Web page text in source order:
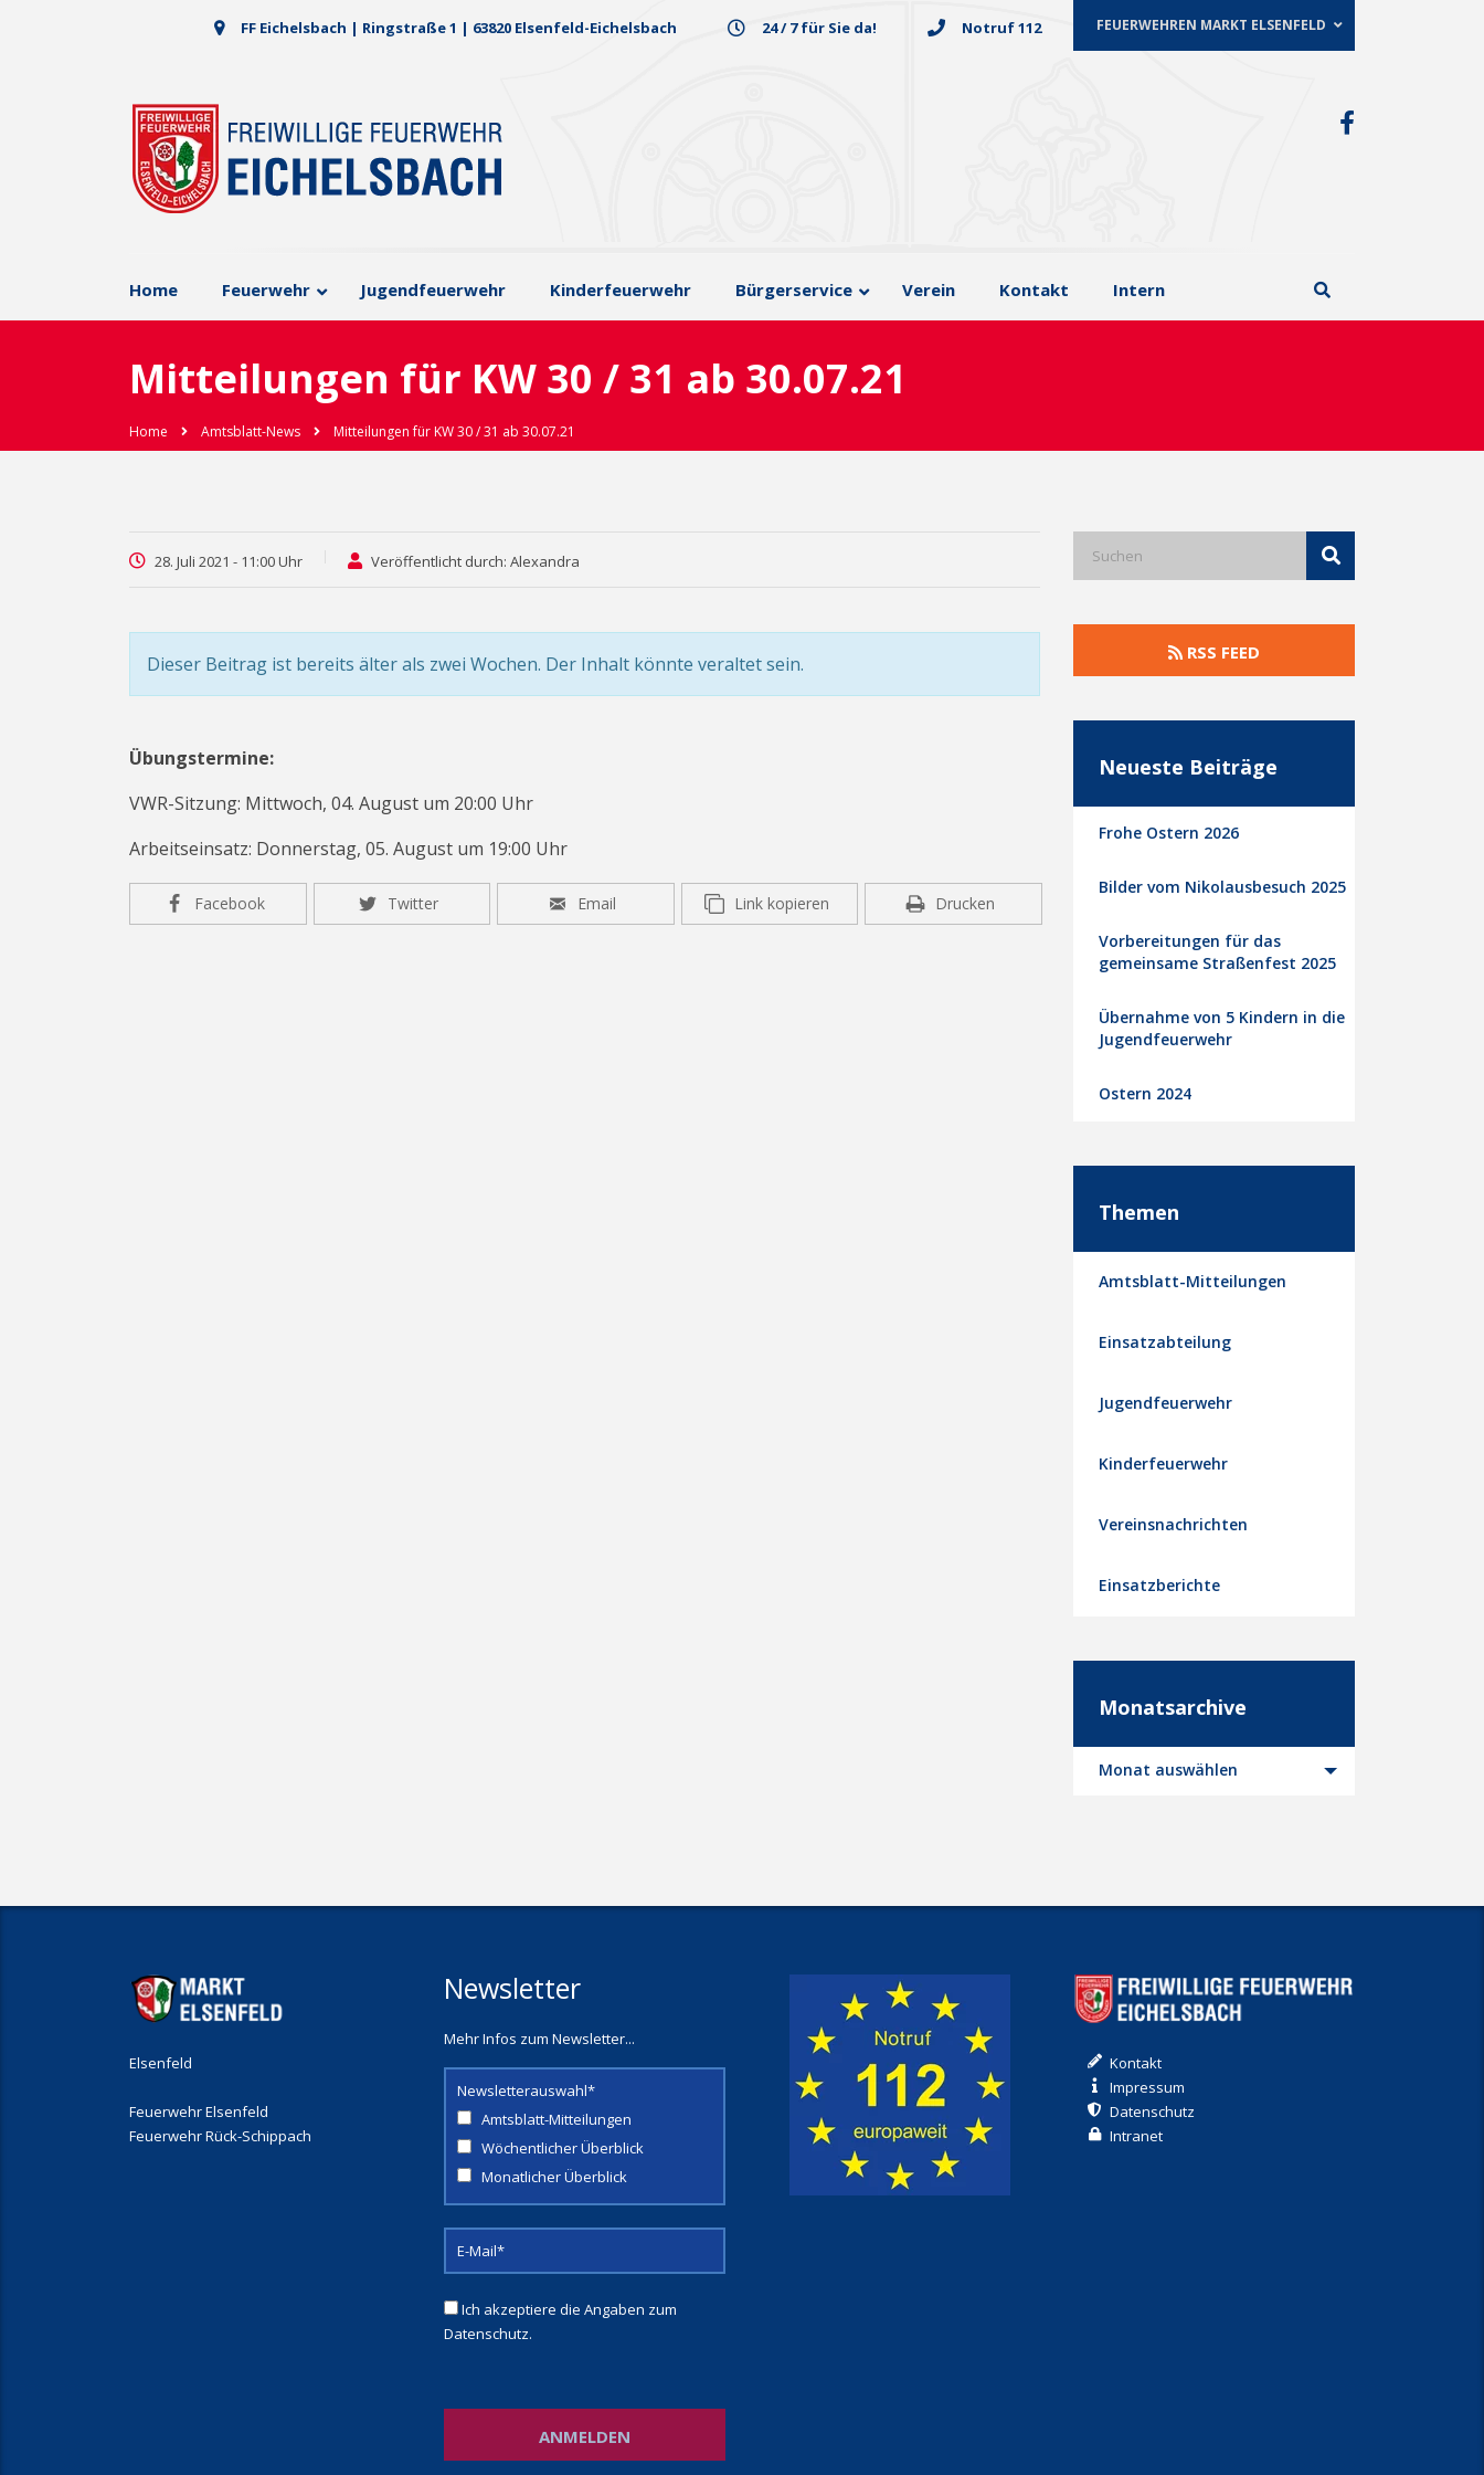
FEUERWEHREN MARKT ELSENFELD
FF Eichelsbach | Ringstraße 1 | 63820 Elsenfeld-Eichelsbach 24 / 7 für Sie da! Notruf 112
Home Feuerwehr Jugendfeuerwehr Kinderfeuerwehr Bürgerservice Verein Kontakt Intern
Mitteilungen für KW 30 / 31 ab 30.07.21
Home Amtsblatt-News Mitteilungen für KW 30 / 31 ab 30.07.21
28. Juli 2021 - 11:00 Uhr Veröffentlicht durch: Alexandra
Dieser Beitrag ist bereits älter als zwei Wochen. Der Inhalt könnte veraltet sein.
Übungstermine:
VWR-Sitzung: Mittwoch, 04. August um 20:00 Uhr
Arbeitseinsatz: Donnerstag, 05. August um 19:00 Uhr
Facebook Twitter Email Link kopieren Drucken
RSS FEED
Neueste Beiträge
Frohe Ostern 2026
Bilder vom Nikolausbesuch 2025
Vorbereitungen für das
gemeinsame Straßenfest 2025
Übernahme von 5 Kindern in die
Jugendfeuerwehr
Ostern 2024
Themen
Amtsblatt-Mitteilungen
Einsatzabteilung
Jugendfeuerwehr
Kinderfeuerwehr
Vereinsnachrichten
Einsatzberichte
Monatsarchive
Monatsarchive
Monat auswählen
Elsenfeld
Feuerwehr Elsenfeld
Feuerwehr Rück-Schippach
Newsletter
Mehr Infos zum Newsletter...
Newsletterauswahl*
Amtsblatt-Mitteilungen
Wöchentlicher Überblick
Monatlicher Überblick
Ich akzeptiere die Angaben zum
Datenschutz.
Kontakt
Impressum
Datenschutz
Intranet